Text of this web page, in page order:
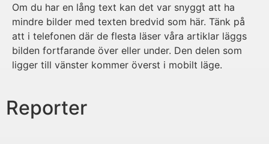
Om du har en lång text kan det var snyggt att ha
mindre bilder med texten bredvid som här. Tänk på
att i telefonen där de flesta läser våra artiklar läggs
bilden fortfarande över eller under. Den delen som
ligger till vänster kommer överst i mobilt läge.
Reporter